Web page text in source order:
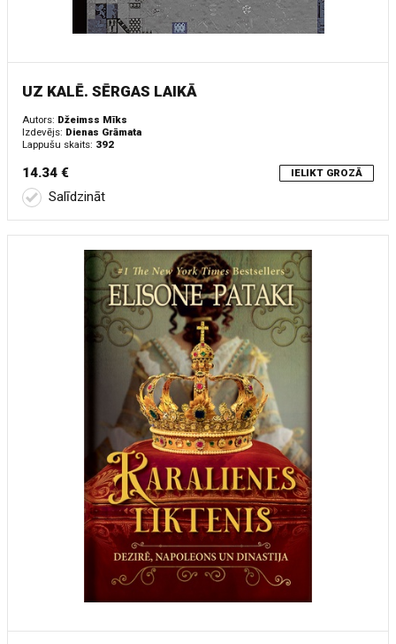
UZ KALĒ. SĒRGAS LAIKĀ
Autors: Džeimss Mīks
Izdevējs: Dienas Grāmata
Lappušu skaits: 392
14.34 € IELIKT GROZĀ
Salīdzināt